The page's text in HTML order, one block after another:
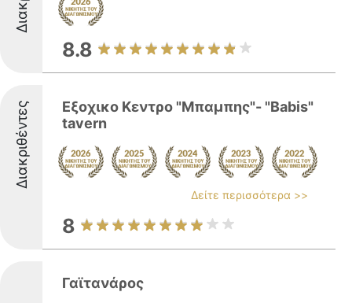
8.8
Διακριθέντες
Εξοχικο Κεντρο "Μπαμπης"- "Babis"
tavern
Δείτε περισσότερα >>
8
Γαϊτανάρος